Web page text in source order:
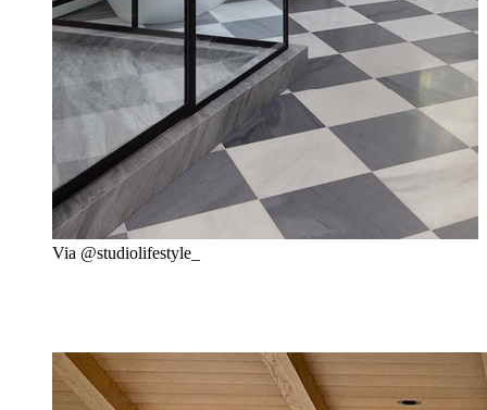
Via @studiolifestyle_